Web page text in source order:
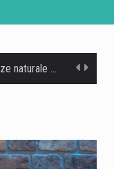
Depozitele de gaze naturale ale României erau umplute în proporție de 062,77%, potrivit celor mai recente date disponibile în platforma Gas Infrastructure Europe – AGSI. În depozite se aflau 21,2565 TWh de gaze, cantitate echivalentă cu aproximativ 2 miliarde de metri cubi. Gradul de umplere a crescut cu 0,40 puncte procentuale față de ziua precedentă, ceea ce indică faptul că procesul de înmagazinare continuă în perspectiva sezonului rece 2026-2027. La nivelul Uniunii Europene, gradul mediu de umplere era de 58,84%, astfel că România se afla cu aproape patru puncte procentuale peste media comunitară. România, aproape de Ungaria și peste mai…
Vicepremierul interimar Oana Gheorghiu a vorbit, duminică seara, la Digi 24, despre Legea salarizării. "Legea asta vine să traseze o coloană vertebrală, astfel încât toată lumea, la muncă egală, să primească un salariu egal şi, evident, se acordă nişte sporuri în acele meserii care sunt mai complicate. Nu există reducere de venituri. (...) Nimeni nu va pierde niciun ban", a declarat Oana Gheorghiu. "Este pentru prima oară în istorie când sindicatele protestează pentru că li se vor mări salariile. Pentru mine este de neînţeles". Întrebată despre opoziţia PSD faţă de legea salarizării şi faţă de alte măsuri legislative, Oana Gheorghiu…